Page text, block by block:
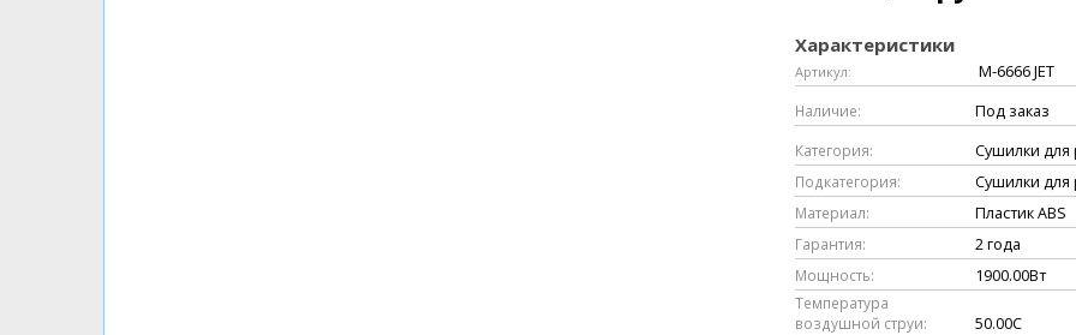
Характеристики
Артикул: M-6666 JET
Наличие: Под заказ
Категория: Сушилки для
Подкатегория: Сушилки для
Материал: Пластик ABS
Гарантия: 2 года
Мощность: 1900.00Вт
Температура
воздушной струи:
50.00C